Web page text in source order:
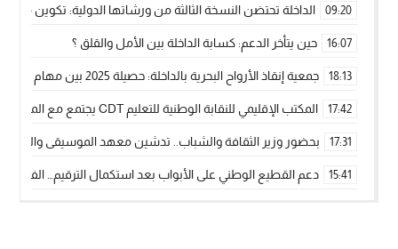
09:20 الداخلة تحتضن النسخة الثالثة من ورشاتها الدولية: تكوين
16:07 حين يتأخر الدعم: كسابة الداخلة بين الأمل والقلق ؟
18:13 جمعية إنقاذ الأرواح البحرية بالداخلة: حصيلة 2025 بين مهام الإنقاذ ومشروع “دار البحار”
17:42 المكتب الإقليمي للنقابة الوطنية للتعليم CDT يجتمع مع المدير الإقليمي لمناقشة ملفات جوهرية لنساء ورجال التعليم
17:31 بحضور وزير الثقافة والشباب.. تدشين معهد الموسيقى والفنون
15:41 دعم القطيع الوطني على الأبواب بعد استكمال الترقيم…